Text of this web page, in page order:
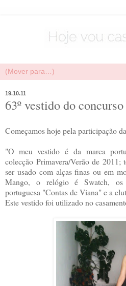
19.10.11
63º vestido do concurso
Começamos hoje pela participação
"O meu vestido é da marca
colecção Primavera/Verão de 2011;
ser usado com alças finas ou em
Mango, o relógio é Swatch, os
portuguesa "Contas de Viana" e a
Este vestido foi utilizado no